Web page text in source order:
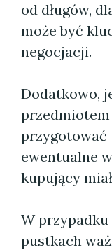
od długów,
może być
negocjacji.
Dodatkowo,
przygotować
ewentualne
kupujący
W przypadku
pustkach